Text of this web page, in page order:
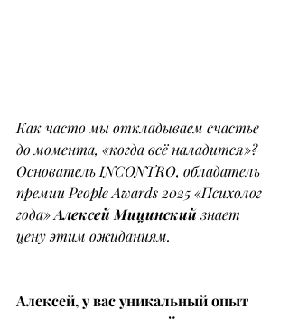
Как часто мы откладываем счастье
до момента, «когда всё наладится»?
Основатель INCONTRO, обладатель
премии People Awards 2025 «Психолог
года» Алексей Мицинский знает
цену этим ожиданиям.
Алексей, у вас уникальный опыт